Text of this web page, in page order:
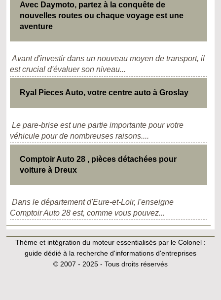
Avec Daymoto, partez à la conquête de
nouvelles routes ou chaque voyage est une
aventure
Avant d'investir dans un nouveau moyen de transport, il
est crucial d'évaluer son niveau...
Ryal Pieces Auto, votre centre auto à Groslay
Le pare-brise est une partie importante pour votre
véhicule pour de nombreuses raisons....
Comptoir Auto 28 , pièces détachées pour
voiture à Dreux
Dans le département d'Eure-et-Loir, l'enseigne
Comptoir Auto 28 est, comme vous pouvez...
Thème et intégration du moteur essentialisés par le Colonel :
guide dédié à la recherche d'informations d'entreprises
© 2007 - 2025 - Tous droits réservés